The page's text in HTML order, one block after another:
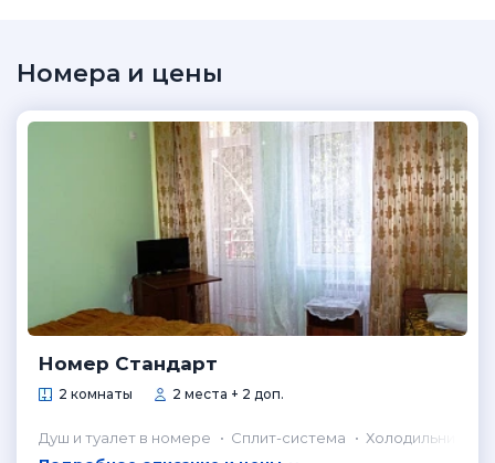
Номера и цены
Номер Стандарт
2 комнаты 2 места + 2 доп.
Душ и туалет в номере Сплит-система
Холодильник в